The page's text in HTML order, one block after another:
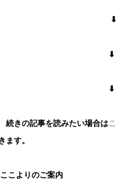
⬇︎
⬇︎
⬇︎
の記事を読みたい場合はこ
ます。
りのご案内